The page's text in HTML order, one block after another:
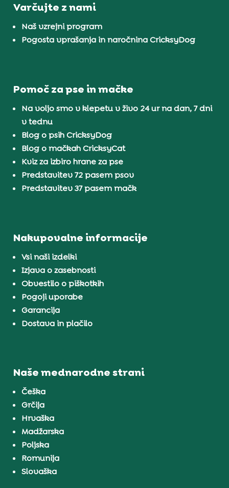
Varčujte z nami
Naš vzrejni program
Pogosta vprašanja in naročnina CricksyDog
Pomoč za pse in mačke
Na voljo smo v klepetu v živo 24 ur na dan, 7 dni
v tednu
Blog o psih CricksyDog
Blog o mačkah CricksyCat
Kviz za izbiro hrane za pse
Predstavitev 72 pasem psov
Predstavitev 37 pasem mačk
Nakupovalne informacije
Vsi naši izdelki
Izjava o zasebnosti
Obvestilo o piškotkih
Pogoji uporabe
Garancija
Dostava in plačilo
Naše mednarodne strani
Češka
Grčija
Hrvaška
Madžarska
Poljska
Romunija
Slovaška